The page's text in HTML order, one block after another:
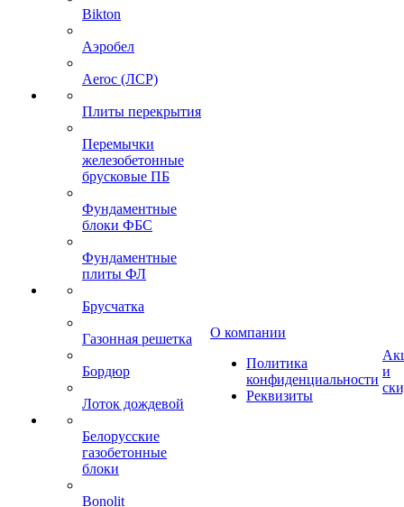
Bikton
Аэробел
Aeroc (ЛСР)
Плиты перекрытия
Перемычки
железобетонные
брусковые ПБ
Фундаментные
блоки ФБС
Фундаментные
плиты ФЛ
Брусчатка
Газонная решетка
Бордюр
Лоток дождевой
Белорусские
газобетонные
блоки
Bonolit
О компании
Политика
конфиденциальности
Реквизиты
и